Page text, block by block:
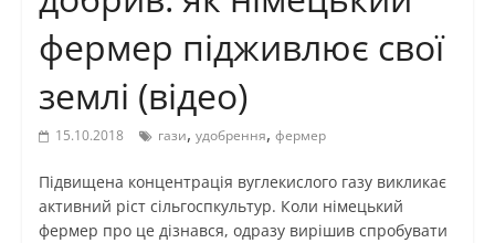
фермер підживлює свої
землі (відео)
15.10.2018 гази, удобрення, фермер
Підвищена концентрація вуглекислого газу викликає
активний ріст сільгоспкультур. Коли німецький
фермер про це дізнався, одразу вирішив спробувати